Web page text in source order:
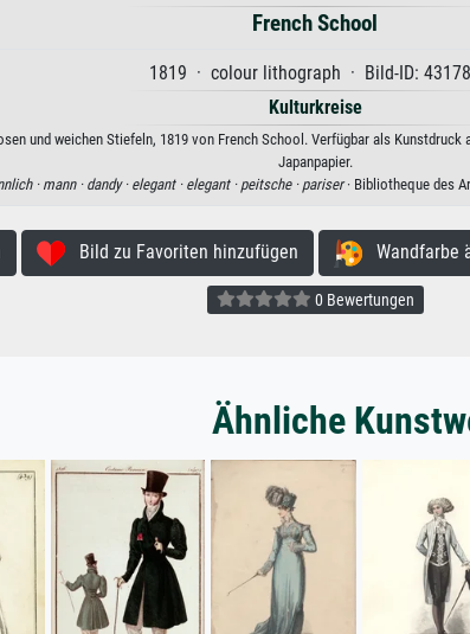
French School
1819 · colour lithograph · Bild-ID:
Kulturkreise
und weichen Stiefeln, 1819 von French School. Verfügbar als
Japanpapier.
·mann · dandy · elegant · elegant · peitsche · pariser· Bibliotheque des
Bild zu Favoriten hinzufügen Wandfarbe
0 Bewertungen
Ähnliche